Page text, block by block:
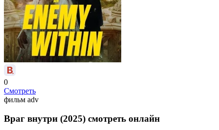
0
Смотреть
фильм adv
Враг внутри (2025) смотреть онлайн